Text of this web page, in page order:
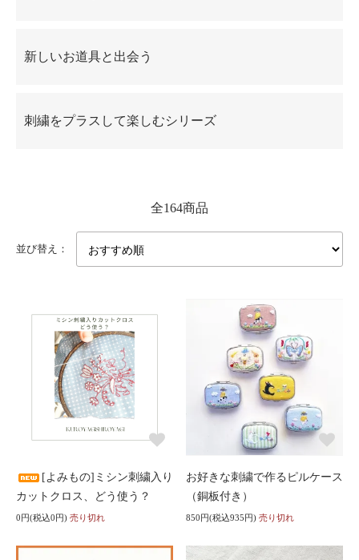
新しいお道具と出会う
刺繍をプラスして楽しむシリーズ
全164商品
並び替え：
[よみもの]ミシン刺繍入り
カットクロス、どう使う？
0円(税込0円) 売り切れ
お好きな刺繍で作るピルケース
（銅板付き）
850円(税込935円) 売り切れ